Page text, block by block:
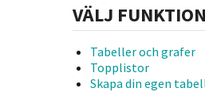
VÄLJ
Tabeller och grafer
Topplistor
Skapa din egen